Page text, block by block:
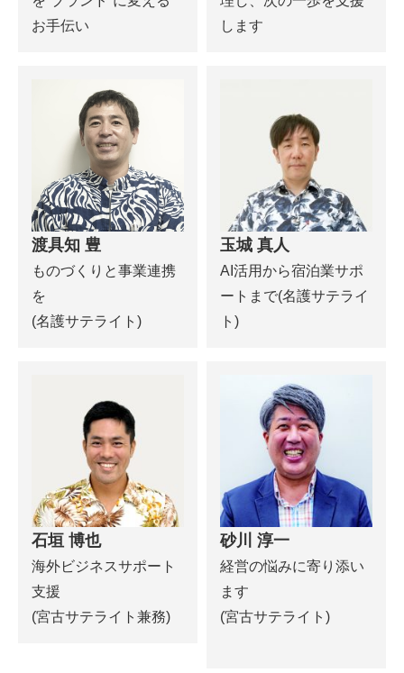
お手伝い
します
渡具知 豊
ものづくりと事業連携
を
(名護サテライト)
玉城 真人
AI活用から宿泊業サポ
ートまで(名護サテライ
ト)
石垣 博也
海外ビジネスサポート
支援
(宮古サテライト兼務)
砂川 淳一
経営の悩みに寄り添い
ます
(宮古サテライト)